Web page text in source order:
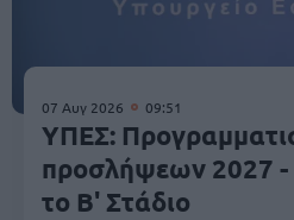
07 Αυγ 2026 09:51
ΥΠΕΣ:
προσλήψεων 2027 -
το Β' Στάδιο